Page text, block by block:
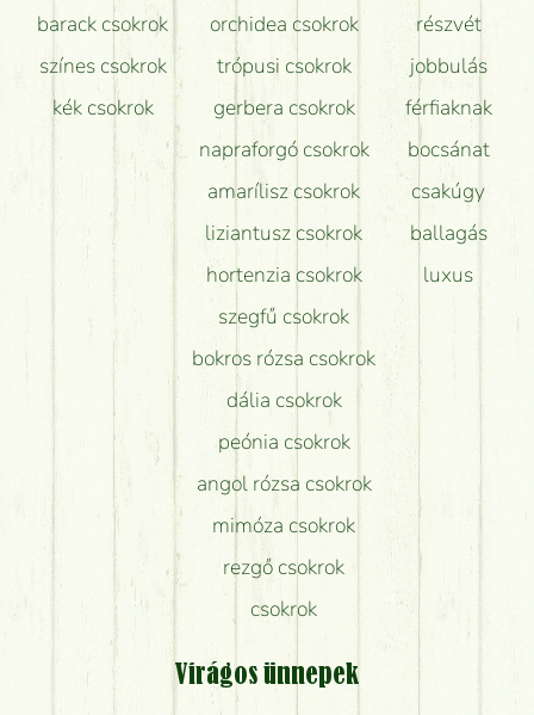
barack csokrok
színes csokrok
kék csokrok
orchidea csokrok
trópusi csokrok
gerbera csokrok
napraforgó csokrok
amarílisz csokrok
liziantusz csokrok
hortenzia csokrok
szegfű csokrok
bokros rózsa csokrok
dália csokrok
peónia csokrok
angol rózsa csokrok
mimóza csokrok
rezgő csokrok
csokrok
részvét
jobbulás
férfiaknak
bocsánat
csakúgy
ballagás
luxus
Virágos ünnepek